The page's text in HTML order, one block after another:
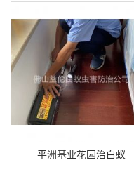
平洲基业花园治白蚁